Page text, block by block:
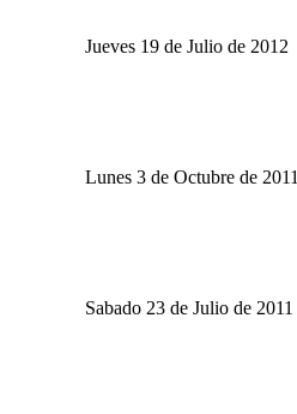
Jueves 19 de Julio de 2012
Lunes 3 de Octubre de 2011
Sabado 23 de Julio de 2011